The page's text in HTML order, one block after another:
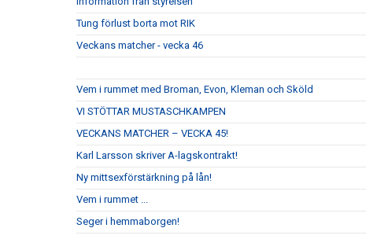
Tung förlust borta mot RIK
Veckans matcher - vecka 46
Vem i rummet med Broman, Evon, Kleman och Sköld
VI STÖTTAR MUSTASCHKAMPEN
VECKANS MATCHER – VECKA 45!
Karl Larsson skriver A-lagskontrakt!
Ny mittsexförstärkning på lån!
Vem i rummet ...
Seger i hemmaborgen!